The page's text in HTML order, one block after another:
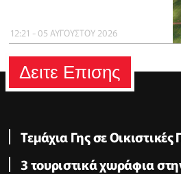
12:21 - 05 ΑΥΓΟΥΣΤΟΥ 2026
Δειτε Επισης
Τεμάχια Γης σε Οικιστικές
3 τουριστικά χωράφια